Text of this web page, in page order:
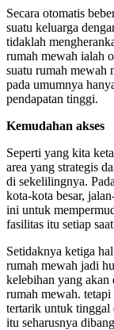
Secara otomatis
suatu keluarga
tidaklah
rumah mewah ialah
suatu rumah mewah
pada umumnya
pendapatan tinggi.
Kemudahan akses
Seperti yang kita
area yang strategis
di sekelilingnya.
kota-kota besar,
ini untuk
fasilitas itu setiap
Setidaknya ketiga
rumah mewah jadi
kelebihan yang akan
rumah mewah.
tertarik untuk tinggal
itu seharusnya